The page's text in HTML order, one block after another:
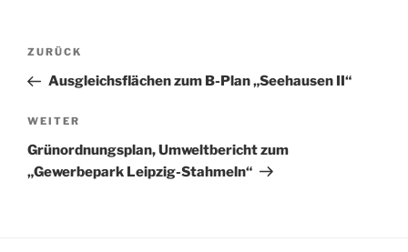
Beitragsnavigation
Vorheriger
Beitrag
ZURÜCK
Ausgleichsflächen zum B-Plan „Seehausen II“
Nächster
Beitrag
WEITER
Grünordnungsplan, Umweltbericht zum
„Gewerbepark Leipzig-Stahmeln“